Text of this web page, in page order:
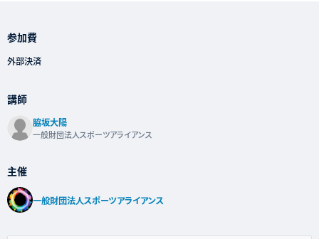
参加費
外部決済
講師
脇坂大陽
一般財団法人スポーツアライアンス
主催
一般財団法人スポーツアライアンス